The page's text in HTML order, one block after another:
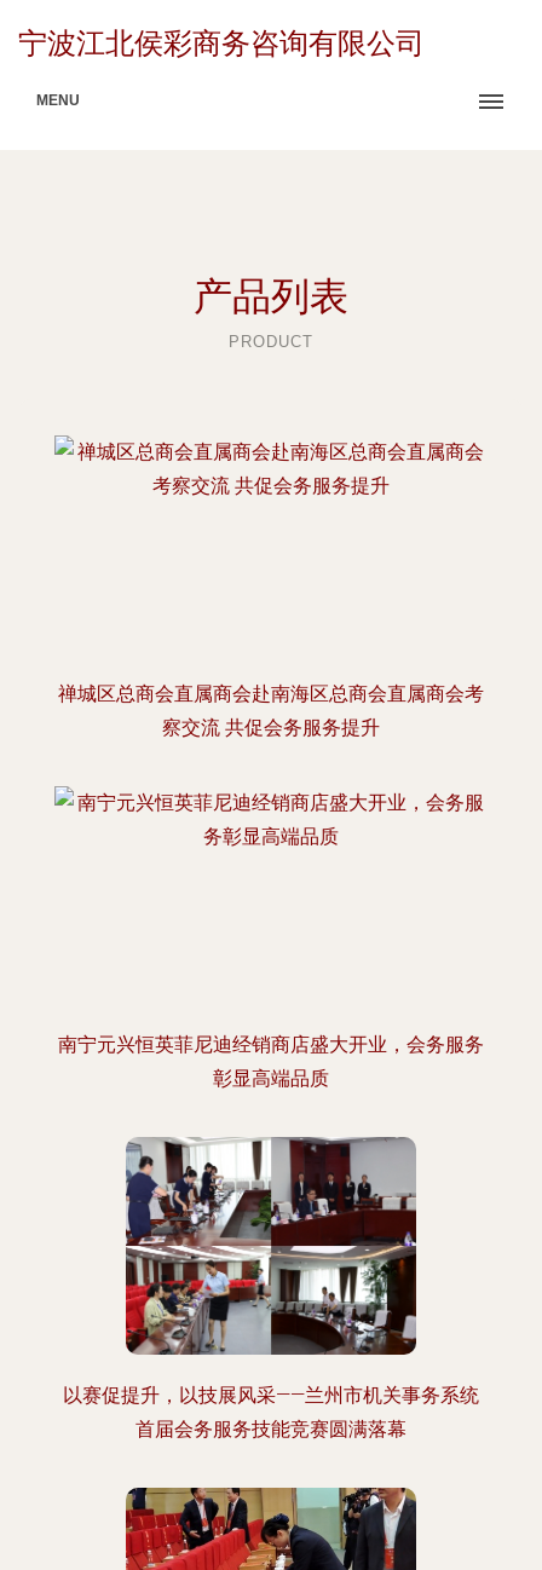
宁波江北侯彩商务咨询有限公司
MENU
产品列表
PRODUCT
禅城区总商会直属商会赴南海区总商会直属商会考
察交流 共促会务服务提升
南宁元兴恒英菲尼迪经销商店盛大开业，会务服务
彰显高端品质
以赛促提升，以技展风采——兰州市机关事务系统
首届会务服务技能竞赛圆满落幕